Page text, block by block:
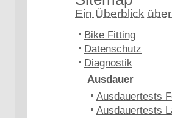
Ein Überblick
Bike Fitting
Datenschutz
Diagnostik
Ausdauer
Ausdauertests
Ausdauertests